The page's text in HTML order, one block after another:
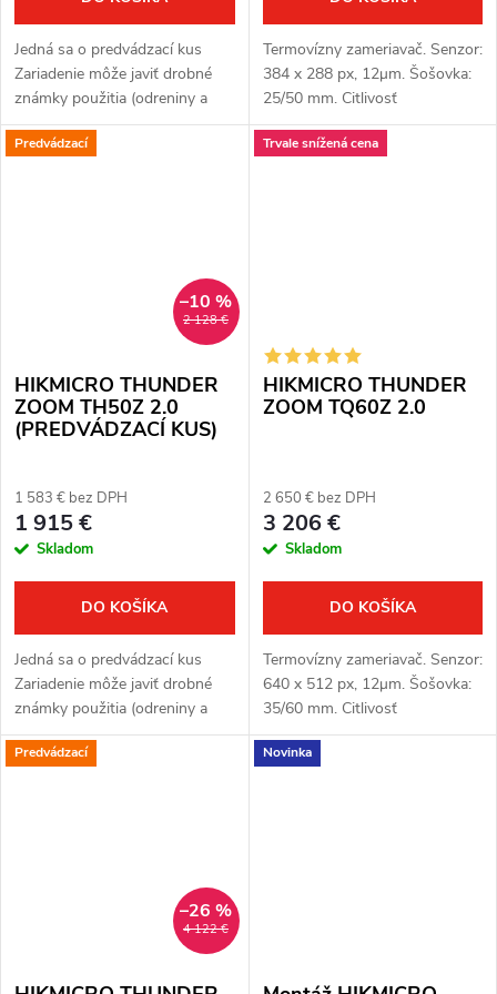
Jedná sa o predvádzací kus
Zariadenie môže javiť drobné
známky použitia (odreniny a
pod.) Zariadenie je plne funkčné
Kompletné balenie Plná záruka
Termovízny zameriavač. Senzor:
384 x 288 px, 12μm. Šošovka:
25/50 mm. Citlivosť
termovízneho senzora: ≤ 20
mK. Detekčná vzdialenosť:
Predvádzací
2 128 €
–10 %
HIKMICRO THUNDER
ZOOM TH50Z 2.0
(PREDVÁDZACÍ KUS)
1 583 € bez DPH
1 915 €
Skladom
DO KOŠÍKA
Jedná sa o predvádzací kus
Zariadenie môže javiť drobné
známky použitia (odreniny a
pod.) Zariadenie je plne funkčné
Kompletné balenie Plná záruka
Trvale snížená cena
HIKMICRO THUNDER
ZOOM TQ60Z 2.0
2 650 € bez DPH
3 206 €
Skladom
DO KOŠÍKA
Termovízny zameriavač. Senzor:
640 x 512 px, 12μm. Šošovka:
35/60 mm. Citlivosť
termovízneho senzora: ≤ 20
mK. Detekčná vzdialenosť:
Predvádzací
4 122 €
–26 %
Novinka